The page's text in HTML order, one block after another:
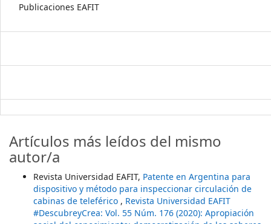
Publicaciones EAFIT
Artículos más leídos del mismo
autor/a
Revista Universidad EAFIT, Patente en Argentina para
dispositivo y método para inspeccionar circulación de
cabinas de teleférico , Revista Universidad EAFIT
#DescubreyCrea: Vol. 55 Núm. 176 (2020): Apropiación